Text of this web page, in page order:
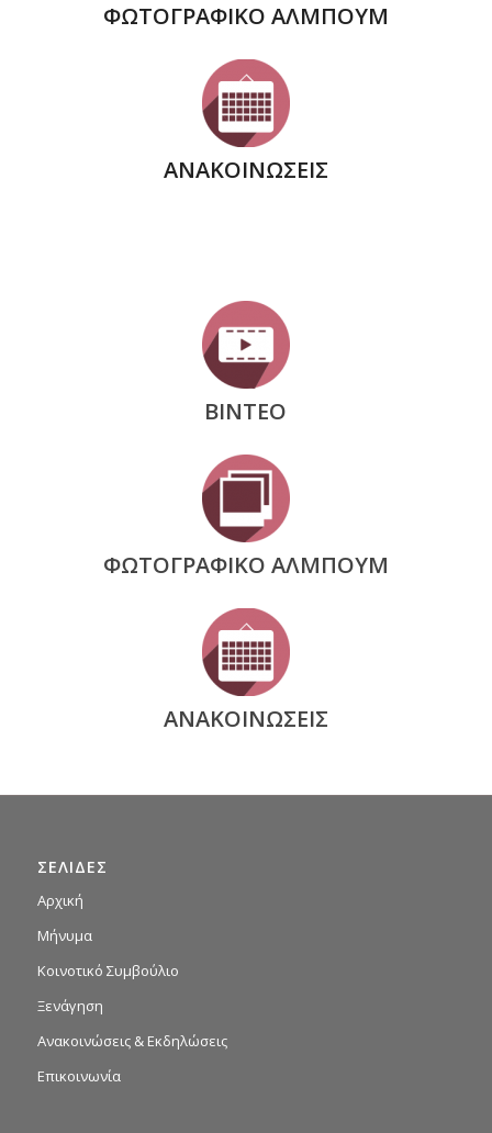
ΦΩΤΟΓΡΑΦΙΚΟ ΑΛΜΠΟΥΜ
ΑΝΑΚΟΙΝΩΣΕΙΣ
ΒΙΝΤΕΟ
ΦΩΤΟΓΡΑΦΙΚΟ ΑΛΜΠΟΥΜ
ΑΝΑΚΟΙΝΩΣΕΙΣ
ΣΕΛΙΔΕΣ
Αρχική
Μήνυμα
Κοινοτικό Συμβούλιο
Ξενάγηση
Ανακοινώσεις & Εκδηλώσεις
Επικοινωνία